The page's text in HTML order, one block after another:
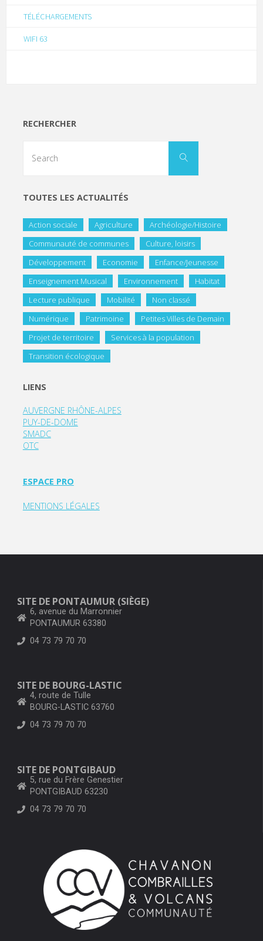
TÉLÉCHARGEMENTS
WIFI 63
RECHERCHER
TOUTES LES ACTUALITÉS
Action sociale Agriculture
Archéologie/Histoire
Communauté de communes
Culture, loisirs
Développement
Economie
Enfance/Jeunesse
Enseignement Musical
Environnement
Habitat
Lecture publique
Mobilité
Non classé
Numérique
Patrimoine
Petites Villes de Demain
Projet de territoire
Services à la population
Transition écologique
LIENS
AUVERGNE RHÔNE-ALPES
PUY-DE-DOME
SMADC
OTC
ESPACE PRO
MENTIONS LÉGALES
SITE DE PONTAUMUR (SIÈGE)
6, avenue du Marronnier
PONTAUMUR 63380
04 73 79 70 70
SITE DE BOURG-LASTIC
4, route de Tulle
BOURG-LASTIC 63760
04 73 79 70 70
SITE DE PONTGIBAUD
5, rue du Frère Genestier
PONTGIBAUD 63230
04 73 79 70 70